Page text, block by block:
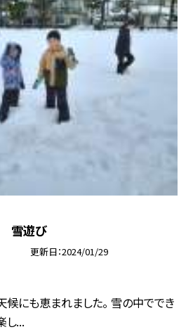
雪遊び
更新日 2024/01/29
候にも恵まれました。 雪の中ででき
し...